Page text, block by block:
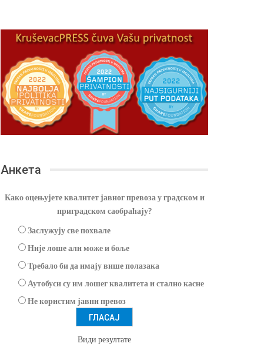
Анкета
Како оцењујете квалитет јавног превоза у градском и
приградском саобраћају?
Заслужују све похвале
Није лоше али може и боље
Требало би да имају више полазака
Аутобуси су им лошег квалитета и стално касне
Не користим јавни превоз
Види резултате